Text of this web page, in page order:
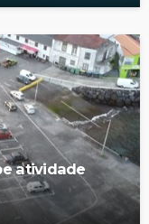
atividade